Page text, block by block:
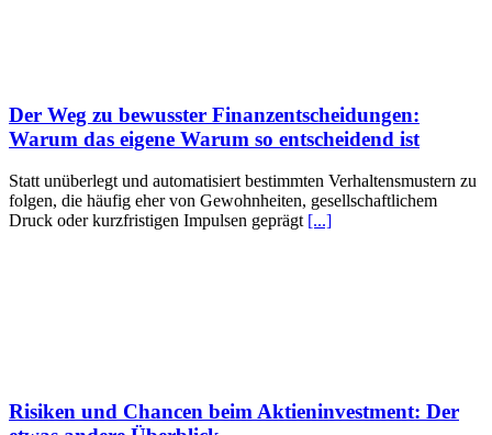
Der Weg zu bewusster Finanzentscheidungen:
Warum das eigene Warum so entscheidend ist
Statt unüberlegt und automatisiert bestimmten Verhaltensmustern zu
folgen, die häufig eher von Gewohnheiten, gesellschaftlichem
Druck oder kurzfristigen Impulsen geprägt [...]
Risiken und Chancen beim Aktieninvestment: Der